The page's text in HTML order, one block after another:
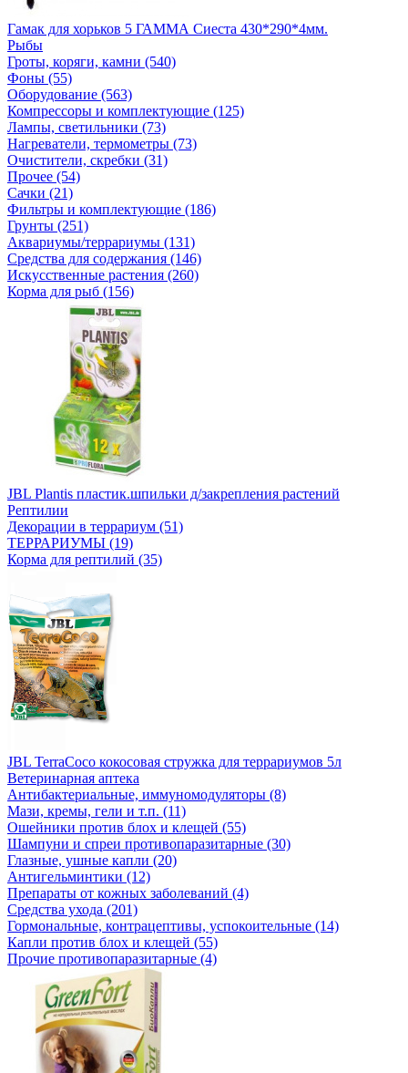
Гамак для хорьков 5 ГАММА Сиеста 430*290*4мм.
Рыбы
Гроты, коряги, камни (540)
Фоны (55)
Оборудование (563)
Компрессоры и комплектующие (125)
Лампы, светильники (73)
Нагреватели, термометры (73)
Очистители, скребки (31)
Прочее (54)
Сачки (21)
Фильтры и комплектующие (186)
Грунты (251)
Аквариумы/террариумы (131)
Средства для содержания (146)
Искусственные растения (260)
Корма для рыб (156)
JBL Plantis пластик.шпильки д/закрепления растений
Рептилии
Декорации в террариум (51)
ТЕРРАРИУМЫ (19)
Корма для рептилий (35)
JBL TerraCoco кокосовая стружка для террариумов 5л
Ветеринарная аптека
Антибактериальные, иммуномодуляторы (8)
Мази, кремы, гели и т.п. (11)
Ошейники против блох и клещей (55)
Шампуни и спреи противопаразитарные (30)
Глазные, ушные капли (20)
Антигельминтики (12)
Препараты от кожных заболеваний (4)
Средства ухода (201)
Гормональные, контрацептивы, успокоительные (14)
Капли против блох и клещей (55)
Прочие противопаразитарные (4)